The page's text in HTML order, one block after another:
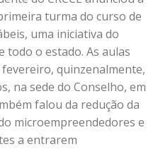
turma do curso de
uma iniciativa do
todo o estado. As aulas
quinzenalmente,
na sede do Conselho, em
falou da redução da
microempreendedores e
a entrarem